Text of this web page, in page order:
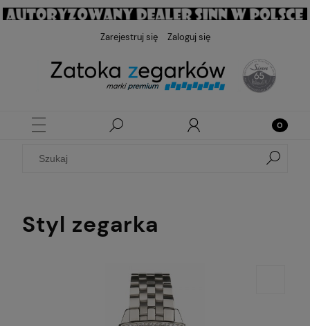
Zarejestruj się Zaloguj się
Styl zegarka